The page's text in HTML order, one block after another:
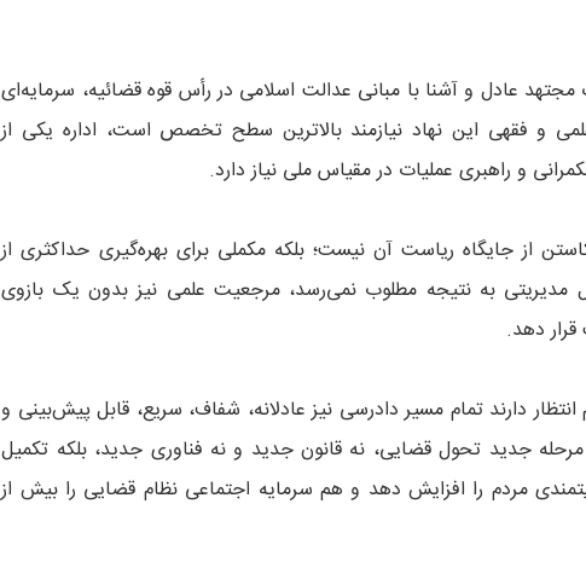
عادل و آشنا با مبانی عدالت اسلامی در رأس قوه قضائیه، سرمایه‌ای
و فقهی این نهاد نیازمند بالاترین سطح تخصص است، اداره یکی از
و راهبری عملیات در مقیاس ملی نیاز دارد.
از جایگاه ریاست آن نیست؛ بلکه مکملی برای بهره‌گیری حداکثری از
به نتیجه مطلوب نمی‌رسد، مرجعیت علمی نیز بدون یک بازوی
دهد.
دارند تمام مسیر دادرسی نیز عادلانه، شفاف، سریع، قابل پیش‌بینی و
جدید تحول قضایی، نه قانون جدید و نه فناوری جدید، بلکه تکمیل
مردم را افزایش دهد و هم سرمایه اجتماعی نظام قضایی را بیش از